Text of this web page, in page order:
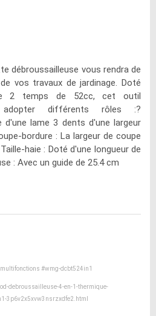
débroussailleuse vous rendra de
vos travaux de jardinage. Doté
2 temps de 52cc, cet outil
différents rôles :?
d'une lame 3 dents d'une largeur
bordure : La largeur de coupe
haie : Doté d'une longueur de
: Avec un guide de 25.4 cm
#wmg-dcbt524in1
debroussailleuse-4-en-1-thermique-
3p6v2x5xvw3nsrzxdfe2.html